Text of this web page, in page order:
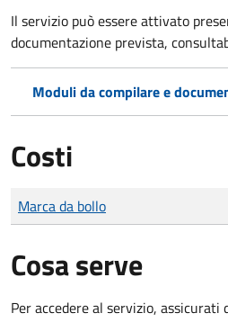
Il servizio può essere attivato
documentazione prevista,
Moduli da compilare e
Costi
Tipo di pagamento
Importo
Marca da bollo
Cosa serve
Per accedere al servizio, assicurati